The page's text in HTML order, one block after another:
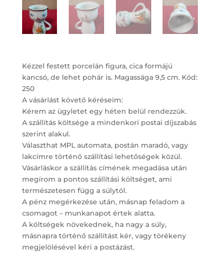
Kézzel festett porcelán figura, cica formájú
kancsó, de lehet pohár is. Magassága 9,5 cm. Kód:
250
A vásárlást követő kéréseim:
Kérem az ügyletet egy héten belül rendezzük.
A szállítás költsége a mindenkori postai díjszabás
szerint alakul.
Választhat MPL automata, postán maradó, vagy
lakcímre történő szállítási lehetőségek közül.
Vásárláskor a szállítás címének megadása után
megírom a pontos szállítási költséget, ami
természetesen függ a súlytól.
A pénz megérkezése után, másnap feladom a
csomagot – munkanapot értek alatta.
A költségek növekednek, ha nagy a súly,
másnapra történő szállítást kér, vagy törékeny
megjelölésével kéri a postázást.